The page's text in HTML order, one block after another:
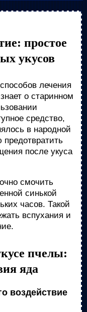
простое
укусов
лечения
о старинном
средство,
в народной
после укуса
смочить
синькой
часов. Такой
вспухания и
пчелы:
яда
воздействие